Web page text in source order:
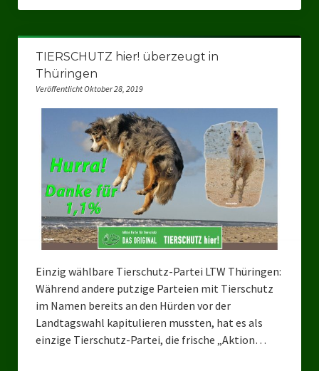
Ratsgruppe TIERSCHUTZ GUT Gelsenkirchen
Kreistagsgruppe TIERSCHUTZ hier! Mettmann
Wahlen
Kommunalwahl Nordrhein-Westfalen 2025
Unsere Oberbürgermeister-Kandidaten
Europawahl 2024
Landtagswahl Sachsen 2024
TIERSCHUTZ hier! überzeugt in
Thüringen
Veröffentlicht Oktober 28, 2019
Einzig wählbare Tierschutz-Partei LTW Thüringen:
Während andere putzige Parteien mit Tierschutz
im Namen bereits an den Hürden vor der
Landtagswahl kapitulieren mussten, hat es als
einzige Tierschutz-Partei, die frische „Aktion…